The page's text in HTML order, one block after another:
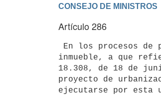
Artículo 286
inmueble, a que
18.308, de 18 de
proyecto de
ejecutarse por esta